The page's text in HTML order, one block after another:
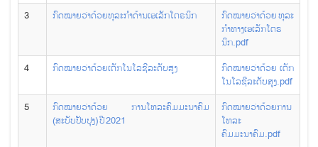
3
ກົດໝາຍວ່າດ້ວຍທຸລະກໍາດ້ານເອເລັກໂຕຣນິກ
ກົດໝາຍວ່າດ້ວຍ ທຸລະ
ກຳທາງເອເລັກໂຕຣ
ນິກ.pdf
4
ກົດໝາຍວ່າດ້ວຍເຕັກໂນໂລຊີລະດັບສູງ
ກົດໝາຍວ່າດ້ວຍ ເຕັກ
ໂນໂລຊີລະດັບສູງ.pdf
5
ກົດໝາຍວ່າດ້ວຍ ການໂທລະຄົມມະນາຄົມ
(ສະບັບປັບປຸງ) ປີ 2021
ກົດໝາຍວ່າດ້ວຍການ
ໂທລະ
ຄົມມະນາຄົມ.pdf